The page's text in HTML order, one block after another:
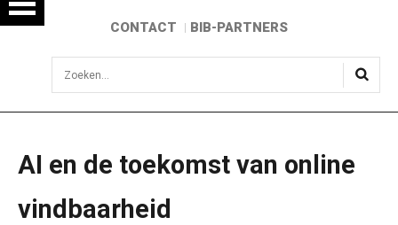
CONTACT BIB-PARTNERS
sisea.search
AI en de toekomst van online
vindbaarheid